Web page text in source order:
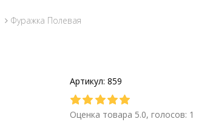
Фуражка Полевая
Артикул: 859
Оценка товара 5.0, голосов: 1